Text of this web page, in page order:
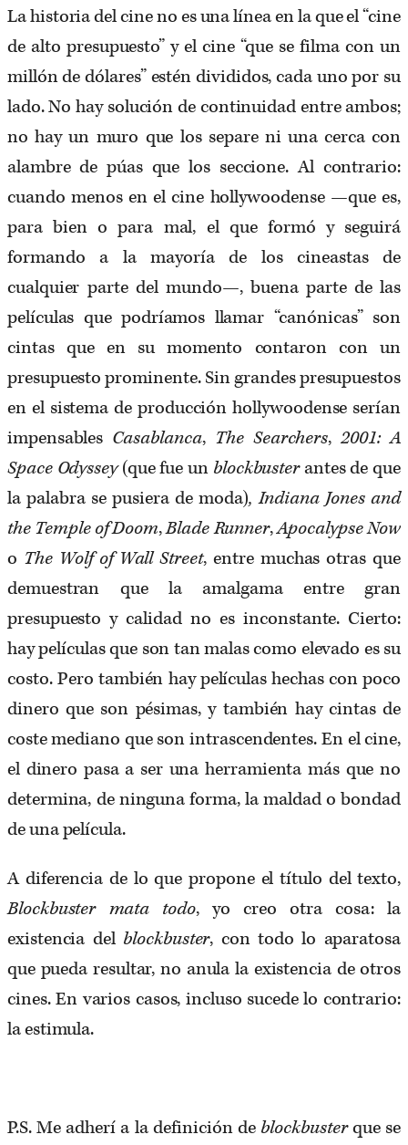
La historia del cine no es una línea en la que el “cine
de alto presupuesto” y el cine “que se filma con un
millón de dólares” estén divididos, cada uno por su
lado. No hay solución de continuidad entre ambos;
no hay un muro que los separe ni una cerca con
alambre de púas que los seccione. Al contrario:
cuando menos en el cine hollywoodense —que es,
para bien o para mal, el que formó y seguirá
formando a la mayoría de los cineastas de
cualquier parte del mundo—, buena parte de las
películas que podríamos llamar “canónicas” son
cintas que en su momento contaron con un
presupuesto prominente. Sin grandes presupuestos
en el sistema de producción hollywoodense serían
impensables Casablanca, The Searchers,2001: A
Space Odyssey (que fue un blockbusterantes de que
la palabra se pusiera de moda), Indiana Jones and
the Temple of Doom,Blade Runner,Apocalypse Now
o The Wolf of Wall Street, entre muchas otras que
demuestran que la amalgama entre gran
presupuesto y calidad no es inconstante. Cierto:
hay películas que son tan malas como elevado es su
costo. Pero también hay películas hechas con poco
dinero que son pésimas, y también hay cintas de
coste mediano que son intrascendentes. En el cine,
el dinero pasa a ser una herramienta más que no
determina, de ninguna forma, la maldad o bondad
de una película.
A diferencia de lo que propone el título del texto,
Blockbuster mata todo, yo creo otra cosa: la
existencia del blockbuster, con todo lo aparatosa
que pueda resultar, no anula la existencia de otros
cines. En varios casos, incluso sucede lo contrario:
la estimula.
P.S. Me adherí a la definición de blockbusterque se